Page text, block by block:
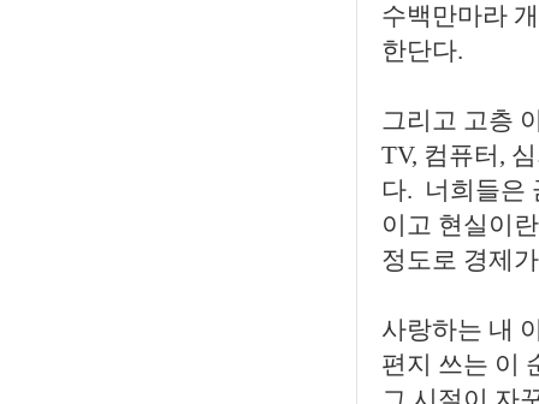
수백만마라
한단다.
그리고 고층
TV, 컴퓨터,
다. 너희들은
이고 현실이
정도로 경제
사랑하는 내
편지 쓰는 이